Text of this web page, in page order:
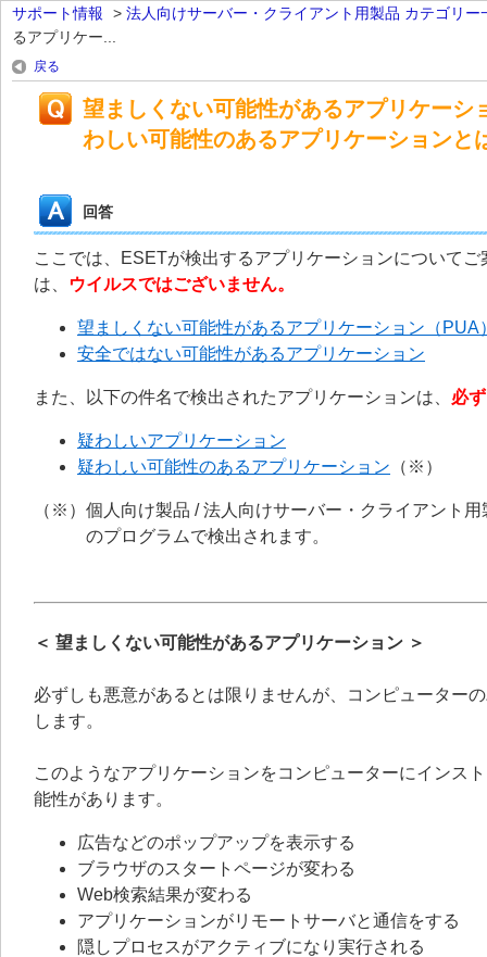
サポート情報 > 法人向けサーバー・クライアント用製品 カテゴリー
るアプリケー...
戻る
望ましくない可能性があるアプリケー
わしい可能性のあるアプリケーションと
回答
ここでは、ESETが検出するアプリケーションについて
は、
ウイルスではございません。
望ましくない可能性があるアプリケーション（PUA
安全ではない可能性があるアプリケーション
また、以下の件名で検出されたアプリケーションは、 必
疑わしいアプリケーション
疑わしい可能性のあるアプリケーション （※）
（※）個人向け製品 / 法人向けサーバー・クライアント
のプログラムで検出されます。
＜ 望ましくない可能性があるアプリケーション ＞
必ずしも悪意があるとは限りませんが、コンピューター
します。
このようなアプリケーションをコンピューターにインス
能性があります。
広告などのポップアップを表示する
ブラウザのスタートページが変わる
Web検索結果が変わる
アプリケーションがリモートサーバと通信をする
隠しプロセスがアクティブになり実行される